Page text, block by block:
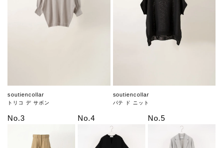
soutiencollar
トリコ デ サボン
soutiencollar
パテ ド ニット
No.3 No.4 No.5